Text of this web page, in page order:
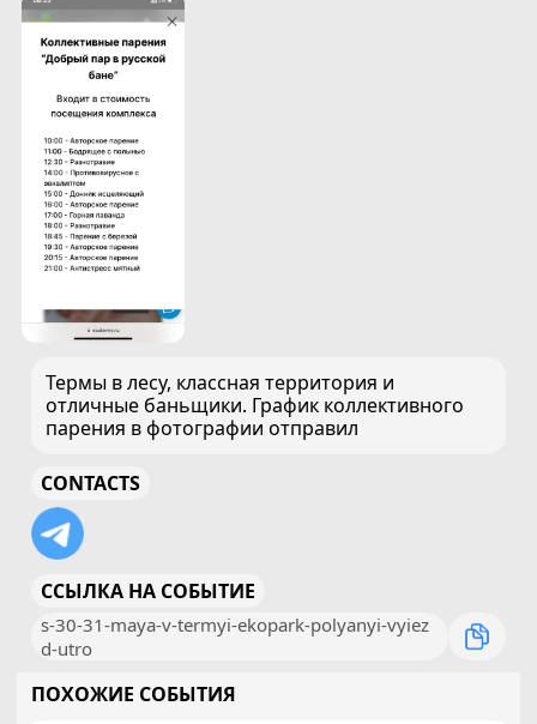
Термы в лесу, классная территория и
отличные баньщики. График коллективного
парения в фотографии отправил
CONTACTS
ССЫЛКА НА СОБЫТИЕ
s-30-31-maya-v-termyi-ekopark-polyanyi-vyiez
d-utro
ПОХОЖИЕ СОБЫТИЯ